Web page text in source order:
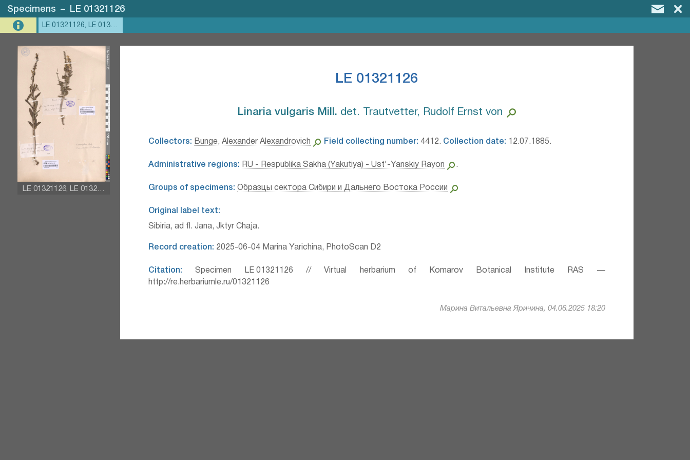
Specimens – LE 01321126
LE 01321126, LE 01321127
LE 01321126, LE 01321127
LE 01321126
Linaria vulgaris Mill.⁣ det. Trautvetter, Rudolf Ernst von
Collectors: Bunge, Alexander Alexandrovich Field collecting number: 4412. Collection date: 12.07.1885.
Administrative regions: RU - Respublika Sakha (Yakutiya) - Ust'-Yanskiy Rayon .
Groups of specimens: Образцы сектора Сибири и Дальнего Востока России
Original label text:
Sibiria, ad fl. Jana, Jktyr Chaja.
Record creation: 2025-06-04 Marina Yarichina, PhotoScan D2
Citation: Specimen LE 01321126 // Virtual herbarium of Komarov Botanical Institute RAS —
http://re.herbariumle.ru/01321126
Марина Витальевна Яричина, 04.06.2025 18:20